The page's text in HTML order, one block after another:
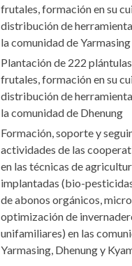
frutales, formación en su
distribución de
la comunidad de Yarmasing
Plantación de 222
frutales, formación en su
distribución de
la comunidad de Dhenung
Formación, soporte y
actividades de las
en las técnicas de
implantadas (bio-
de abonos orgánicos,
optimización de
unifamiliares) en las
Yarmasing, Dhenung y